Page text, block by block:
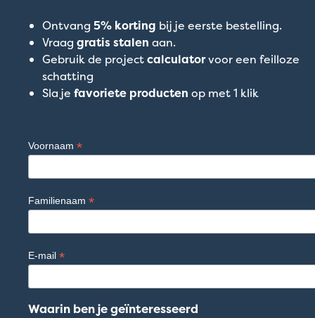
Ontvang 5% korting bij je eerste bestelling.
Vraag gratis stalen aan.
Gebruik de projectcalculatorvoor een feilloze
schatting
Sla je favoriete producten op met 1 klik
Voornaam *
Familienaam *
E-mail *
Waarin ben je geïnteresseerd